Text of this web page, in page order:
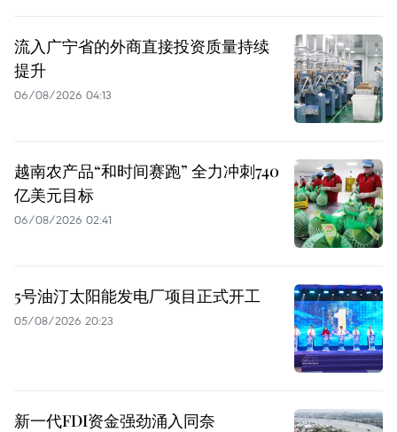
流入广宁省的外商直接投资质量持续
提升
06/08/2026 04:13
越南农产品“和时间赛跑” 全力冲刺740
亿美元目标
06/08/2026 02:41
5号油汀太阳能发电厂项目正式开工
05/08/2026 20:23
新一代FDI资金强劲涌入同奈